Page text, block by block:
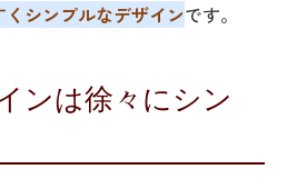
シンプルなデザインです。
ンは徐々にシン